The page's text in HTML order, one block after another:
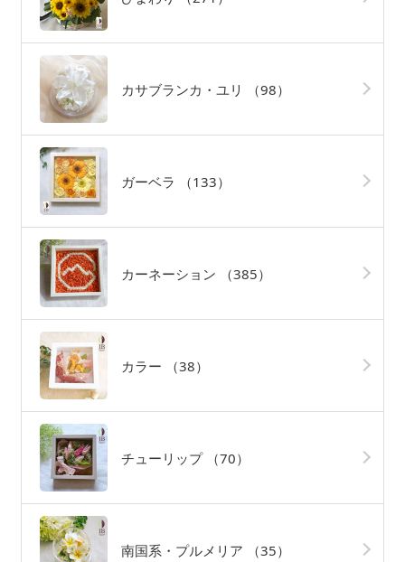
カサブランカ・ユリ （98）
ガーベラ （133）
カーネーション （385）
カラー （38）
チューリップ （70）
南国系・プルメリア （35）